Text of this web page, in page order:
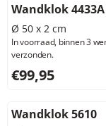
Wandklok 4433A
Ø 50 x 2 cm
In voorraad, binnen 3
verzonden.
Prijs: 99,95,
€99,95
Wandklok 5610